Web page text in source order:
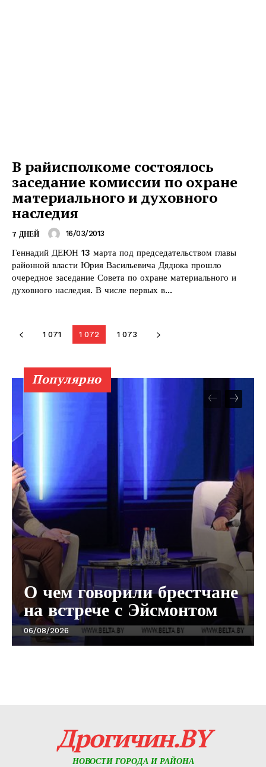
Редакция "ДВ"
Наша гісторыя
Контакты
Правила использования материалов
Электронные обращения
В райисполкоме состоялось
заседание комиссии по охране
материального и духовного
наследия
7 ДНЕЙ 16/03/2013
Геннадий ДЕЮН 13 марта под председательством главы
районной власти Юрия Васильевича Дядюка прошло
очередное заседание Совета по охране материального и
духовного наследия. В числе первых в...
1 071 1 072 1 073
Популярно
О чем говорили брестчане
на встрече с Эйсмонтом
06/08/2026
Дрогичин.BY
НОВОСТИ ГОРОДА И РАЙОНА